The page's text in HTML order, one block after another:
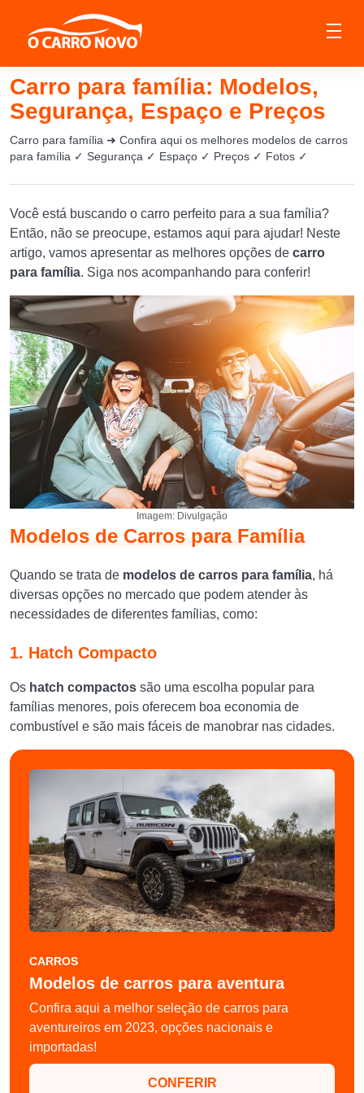
Carro para família: Modelos,
Segurança, Espaço e Preços
Carro para família ➜ Confira aqui os melhores modelos de carros
para família ✓ Segurança ✓ Espaço ✓ Preços ✓ Fotos ✓
Você está buscando o carro perfeito para a sua família?
Então, não se preocupe, estamos aqui para ajudar! Neste
artigo, vamos apresentar as melhores opções de carro
para família. Siga nos acompanhando para conferir!
Imagem: Divulgação
Modelos de Carros para Família
Quando se trata de modelos de carros para família, há
diversas opções no mercado que podem atender às
necessidades de diferentes famílias, como:
1. Hatch Compacto
Os hatch compactos são uma escolha popular para
famílias menores, pois oferecem boa economia de
combustível e são mais fáceis de manobrar nas cidades.
CARROS
Modelos de carros para aventura
Confira aqui a melhor seleção de carros para
aventureiros em 2023, opções nacionais e
importadas!
CONFERIR